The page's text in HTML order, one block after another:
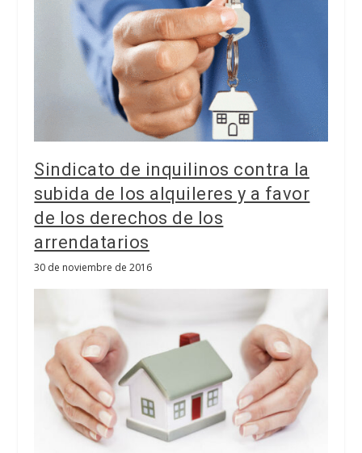
Sindicato de inquilinos contra la
subida de los alquileres y a favor
de los derechos de los
arrendatarios
30 de noviembre de 2016